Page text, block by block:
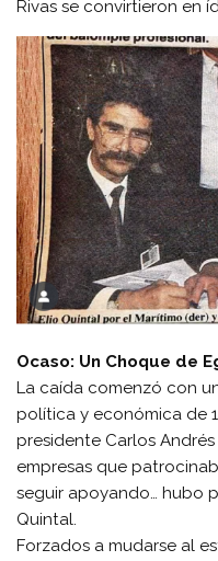
Rivas se convirtieron en
Ocaso: Un Choque de
La caída comenzó con
política y económica de
presidente Carlos
empresas que
seguir apoyando… hubo
Quintal.
Forzados a mudarse al